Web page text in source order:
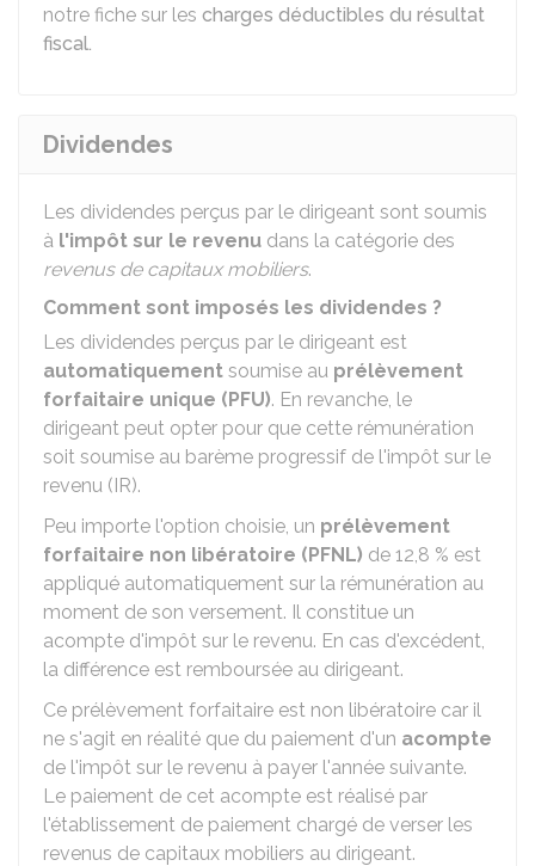
notre fiche sur les charges déductibles du résultat
fiscal.
Dividendes
Les dividendes perçus par le dirigeant sont soumis
à l'impôt sur le revenu dans la catégorie des
revenus de capitaux mobiliers.
Comment sont imposés les dividendes ?
Les dividendes perçus par le dirigeant est
automatiquement soumise au prélèvement
forfaitaire unique (PFU). En revanche, le
dirigeant peut opter pour que cette rémunération
soit soumise au barème progressif de l'impôt sur le
revenu (IR).
Peu importe l'option choisie, un prélèvement
forfaitaire non libératoire (PFNL) de 12,8 % est
appliqué automatiquement sur la rémunération au
moment de son versement. Il constitue un
acompte d'impôt sur le revenu. En cas d'excédent,
la différence est remboursée au dirigeant.
Ce prélèvement forfaitaire est non libératoire car il
ne s'agit en réalité que du paiement d'un acompte
de l'impôt sur le revenu à payer l'année suivante.
Le paiement de cet acompte est réalisé par
l'établissement de paiement chargé de verser les
revenus de capitaux mobiliers au dirigeant.